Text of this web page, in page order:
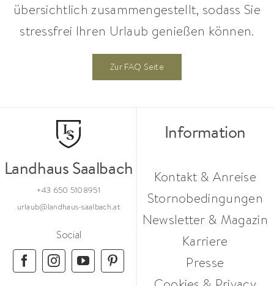
übersichtlich zusammengestellt, sodass Sie
stressfrei Ihren Urlaub genießen können.
Zur FAQ Seite
Landhaus Saalbach
+43 650 5108951
urlaub@landhaus-saalbach.at
Social
Information
Kontakt & Anreise
Stornobedingungen
Newsletter & Magazin
Karriere
Presse